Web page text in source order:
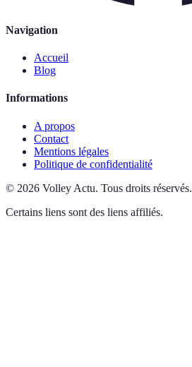
Navigation
Accueil
Blog
Informations
A propos
Contact
Mentions légales
Politique de confidentialité
© 2026 Volley Actu. Tous droits réservés.
Certains liens sont des liens affiliés.